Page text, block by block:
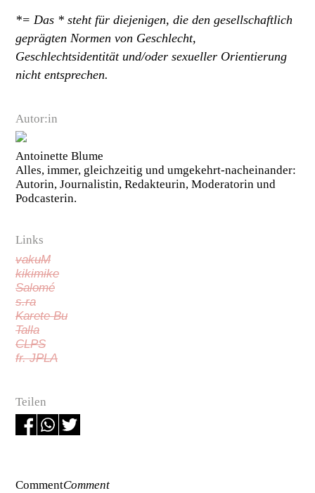
Autor:in
Antoinette Blume
Alles, immer, gleichzeitig und umgekehrt-nacheinander:
Autorin, Journalistin, Redakteurin, Moderatorin und
Podcasterin.
Links
vakuM
kikimike
Salomé
s.ra
Karete Bu
Talla
CLPS
fr. JPLA
Teilen
*= Das * steht für diejenigen, die den gesellschaftlich
geprägten Normen von Geschlecht,
Geschlechtsidentität und/oder sexueller Orientierung
nicht entsprechen.
CommentComment